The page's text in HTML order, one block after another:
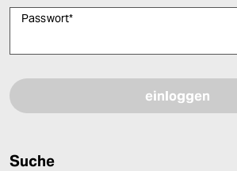
Passwort*
Suche